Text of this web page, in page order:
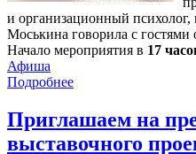
и организационный психолог,
Моськина говорила с
Начало мероприятия в 17
Афиша
Подробнее
Приглашаем на
выставочного